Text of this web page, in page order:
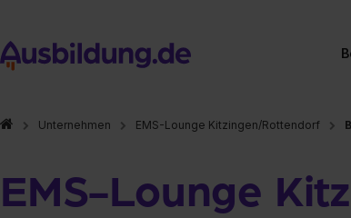
Unternehmen EMS-Lounge Kitzingen/Rottendorf
EMS-Lounge